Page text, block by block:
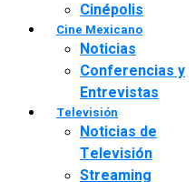
Cinépolis
Cine Mexicano
Noticias
Conferencias y
Entrevistas
Televisión
Noticias de
Televisión
Streaming